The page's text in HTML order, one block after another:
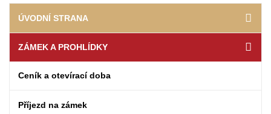
ÚVODNÍ STRANA
ZÁMEK A PROHLÍDKY
Ceník a otevírací doba
Příjezd na zámek